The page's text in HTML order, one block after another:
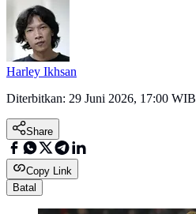
Harley Ikhsan
Diterbitkan: 29 Juni 2026, 17:00 WIB
Share
Copy Link
Batal